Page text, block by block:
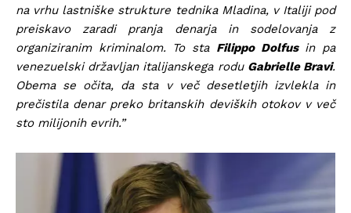
na vrhu lastniške strukture tednika Mladina, v Italiji pod
preiskavo zaradi pranja denarja in sodelovanja z
organiziranim kriminalom. To sta Filippo Dolfusin pa
venezuelski državljan italijanskega rodu Gabrielle Bravi.
Obema se očita, da sta v več desetletjih izvlekla in
prečistila denar preko britanskih deviških otokov v več
sto milijonih evrih.”